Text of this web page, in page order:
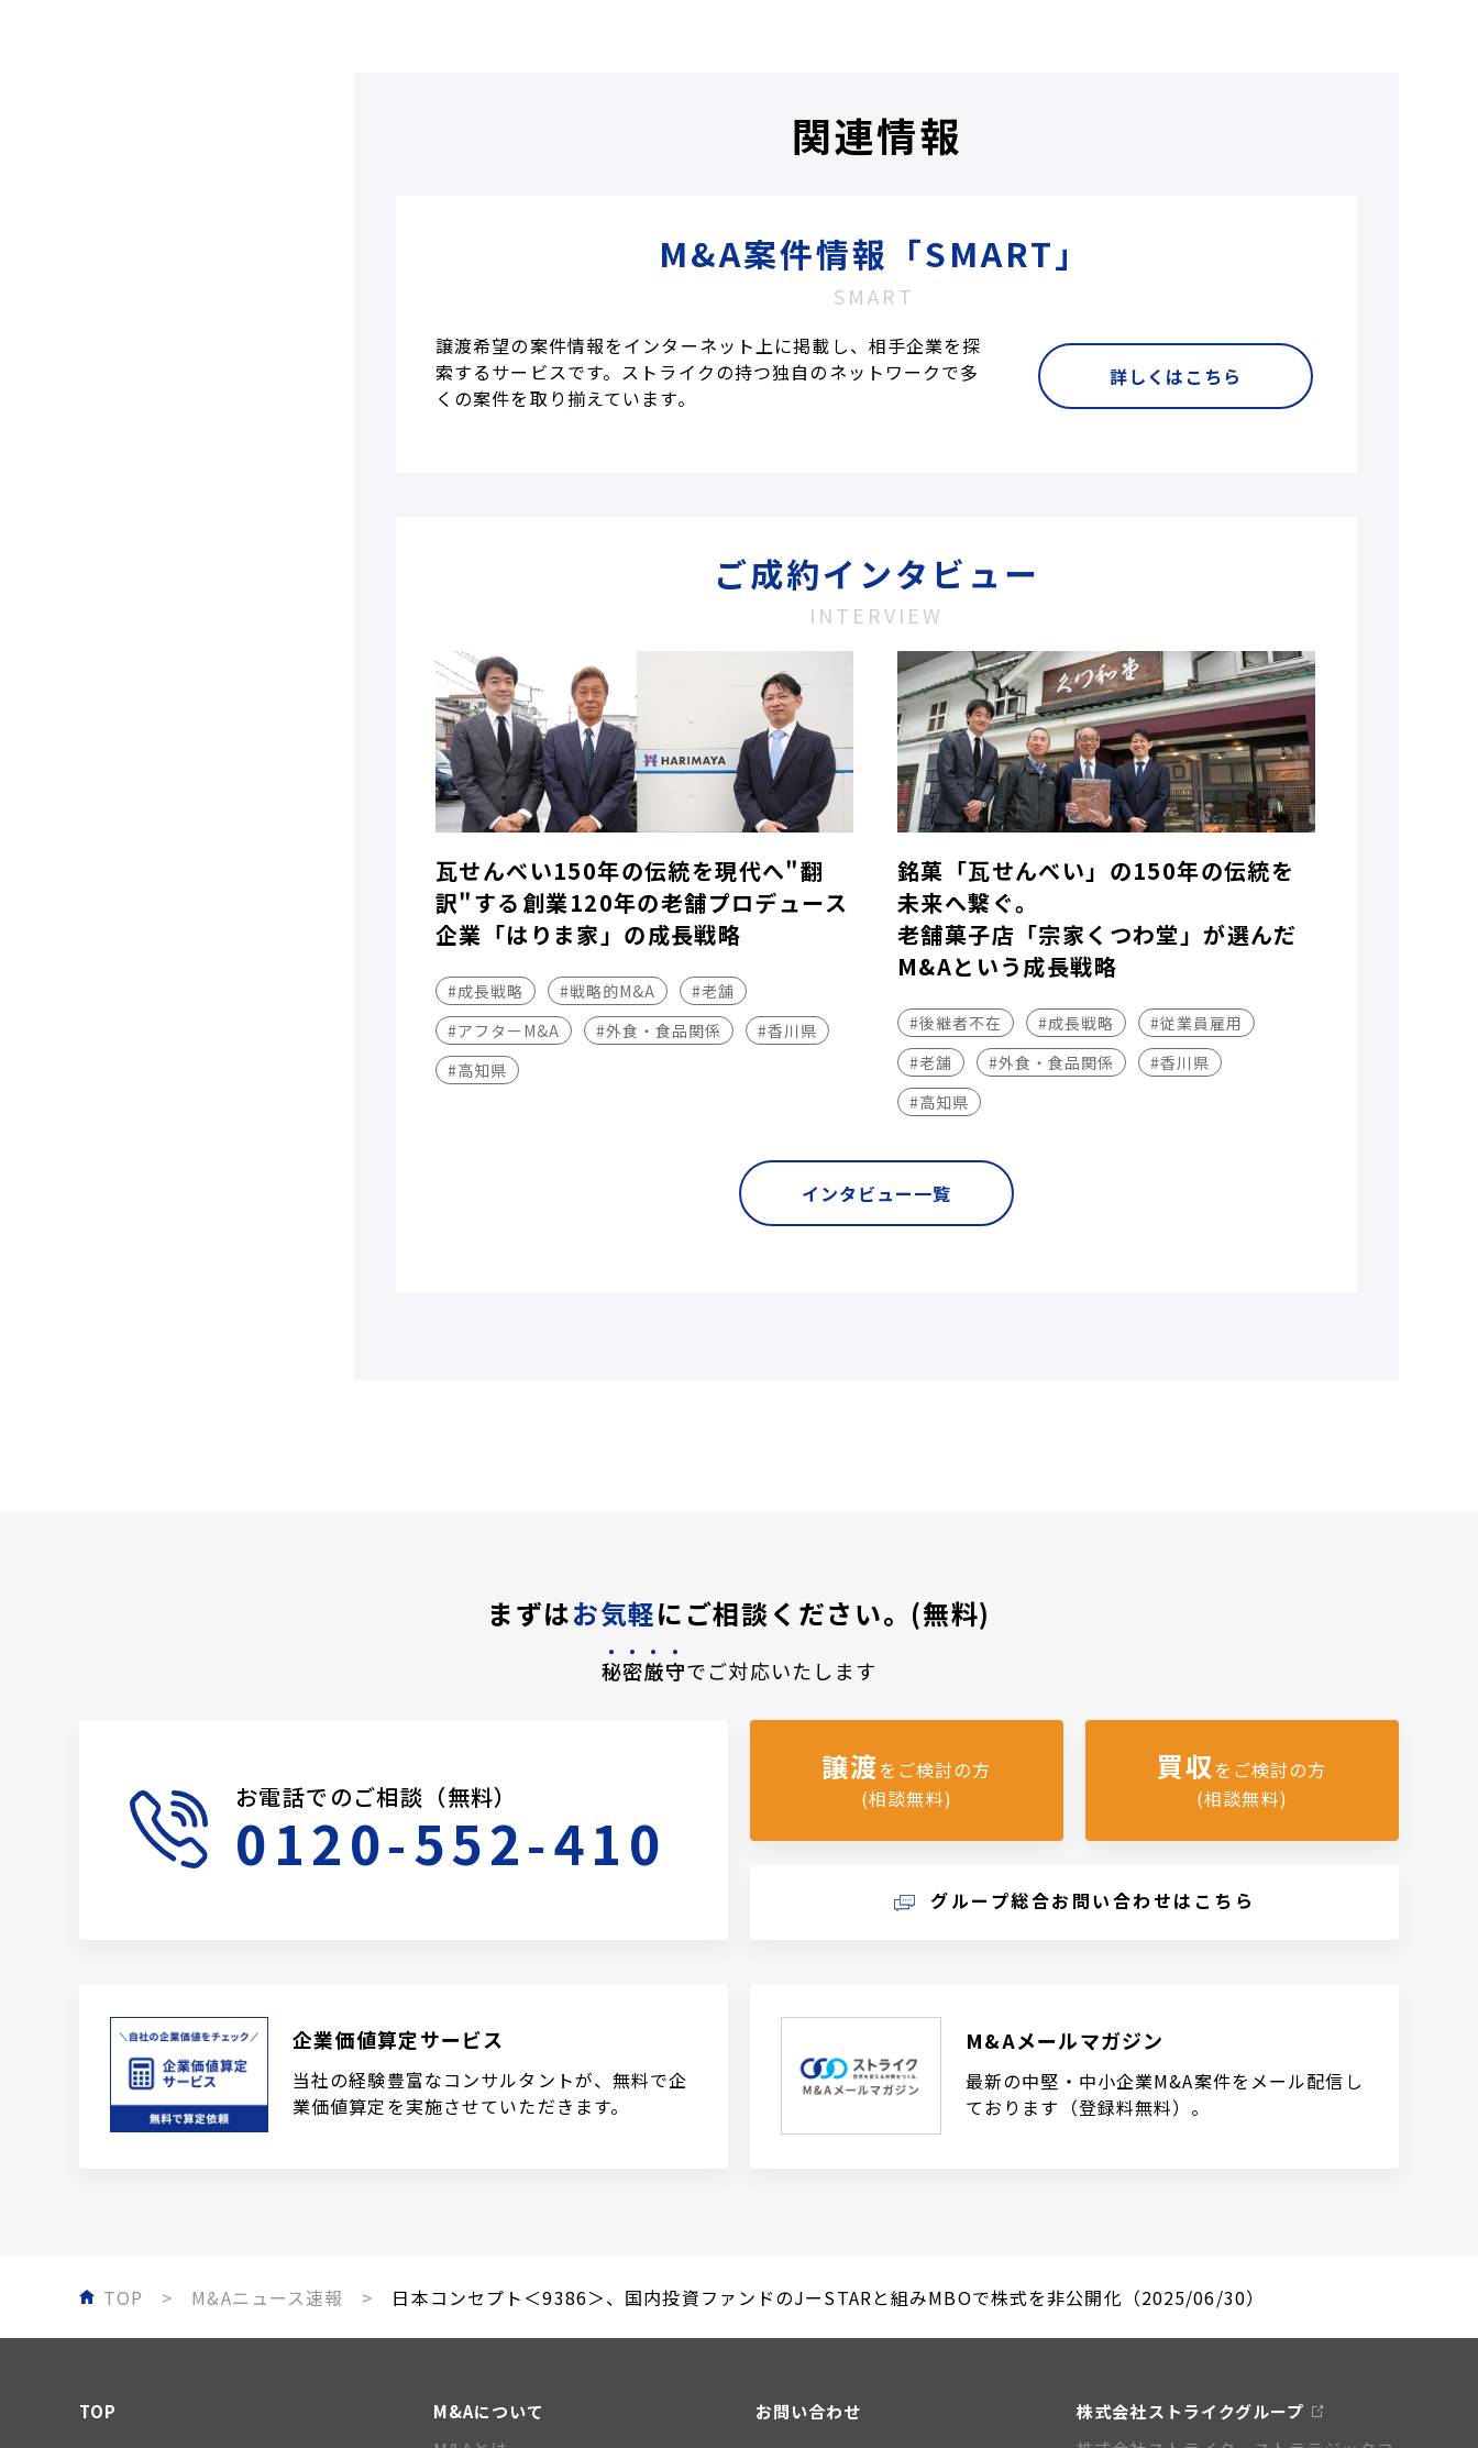
関連情報
M&A案件情報「SMART」
SMART
譲渡希望の案件情報をインターネット上に掲載し、相手企業を探
索するサービスです。ストライクの持つ独自のネットワークで多
くの案件を取り揃えています。
詳しくはこちら
ご成約インタビュー
INTERVIEW
瓦せんべい150年の伝統を現代へ"翻
訳"する――創業120年の老舗プロデュース
企業「はりま家」の成長戦略
#成長戦略 #戦略的M&A
#老舗
#アフターM&A
#外食・食品関係
#香川県
#高知県
銘菓「瓦せんべい」の150年の伝統を
未来へ繋ぐ。
老舗菓子店「宗家くつわ堂」が選んだ
M&Aという成長戦略
#後継者不在 #成長戦略
#従業員雇用
#老舗
#外食・食品関係
#香川県
#高知県
インタビュー一覧
まずはお気軽にご相談ください。(無料)
秘密厳守でご対応いたします
お電話でのご相談（無料）
0120-552-410
譲渡をご検討の方
(相談無料)
買収をご検討の方
(相談無料)
グループ総合お問い合わせはこちら
企業価値算定サービス
当社の経験豊富なコンサルタントが、無料で企
業価値算定を実施させていただきます。
M&Aメールマガジン
最新の中堅・中小企業M&A案件をメール配信し
ております（登録料無料）。
TOP M&Aニュース速報 日本コンセプト＜9386＞、国内投資ファンドのJーSTARと組みMBOで株式を非公開化（2025/06/30）
TOP
M&Aについて
お問い合わせ
株式会社ストライクグループ